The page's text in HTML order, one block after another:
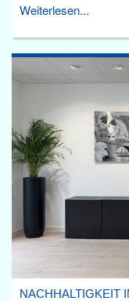
Weiterlesen...
NACHHALTIGKEIT